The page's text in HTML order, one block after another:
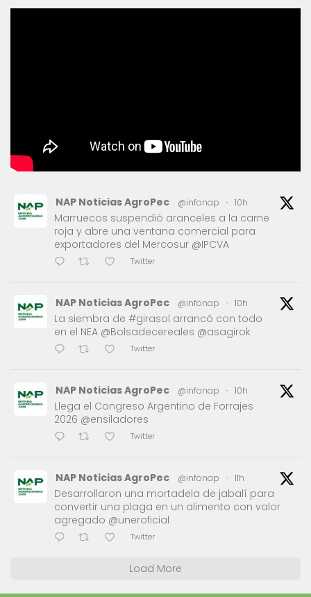
NAP Noticias AgroPec @infonap · 10h
Marruecos suspendió aranceles a la carne
roja y abre una ventana comercial para
exportadores del Mercosur @IPCVA
Twitter
NAP Noticias AgroPec @infonap · 10h
La siembra de #girasol arrancó con todo
en el NEA @Bolsadecereales @asagirok
Twitter
NAP Noticias AgroPec @infonap · 10h
Llega el Congreso Argentino de Forrajes
2026 @ensiladores
Twitter
NAP Noticias AgroPec @infonap · 11h
Desarrollaron una mortadela de jabalí para
convertir una plaga en un alimento con valor
agregado @uneroficial
Twitter
Load More